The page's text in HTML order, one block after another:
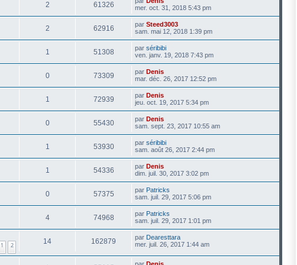
2 61326
mer. oct. 31, 2018 5:43 pm
2 62916 par Steed3003
sam. mai 12, 2018 1:39 pm
1 51308 par séribibi
ven. janv. 19, 2018 7:43 pm
0 73309 par Denis
mar. déc. 26, 2017 12:52 pm
1 72939 par Denis
jeu. oct. 19, 2017 5:34 pm
0 55430 par Denis
sam. sept. 23, 2017 10:55 am
1 53930 par séribibi
sam. août 26, 2017 2:44 pm
1 54336 par Denis
dim. juil. 30, 2017 3:02 pm
0 57375 par Patricks
sam. juil. 29, 2017 5:06 pm
4 74968 par Patricks
sam. juil. 29, 2017 1:01 pm
1 2 14 162879 par Dearesttara
mer. juil. 26, 2017 1:44 am